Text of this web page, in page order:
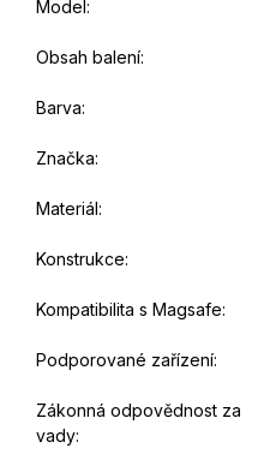
Model:
Obsah balení:
Barva:
Značka:
Materiál:
Konstrukce:
Kompatibilita s Magsafe:
Podporované zařízení:
Zákonná odpovědnost za
vady: